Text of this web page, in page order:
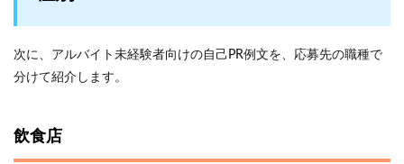
次に、アルバイト未経験者向けの自己PR例文を、応募先の職種で
分けて紹介します。
飲食店